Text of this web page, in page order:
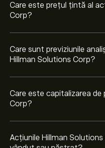
Care este prețul țintă al
Corp?
Care sunt previziunile
Hillman Solutions Corp?
Care este capitalizarea de
Corp?
Acțiunile Hillman